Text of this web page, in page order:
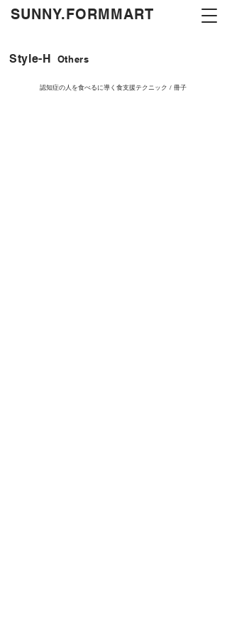
​SUNNY.FORMMART
Style-H Others
認知症の人を食べるに導く食支援テクニック / 冊子